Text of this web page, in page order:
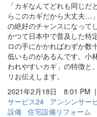
「カギなんてどれも同じ
らこのカギだから大丈夫…
の絶好のチャンスになって
かつて日本中で普及した特
ロの手にかかればわずか数
低いものがあるんです。小
われやすいカギ」の特徴と
リお伝えします。
2021年2月18日 8:01 PM |
サービス24
アンシンサー
設備 住宅設備リフォーム